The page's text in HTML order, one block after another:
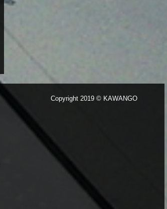
Copyright 2019 © KAWANGO